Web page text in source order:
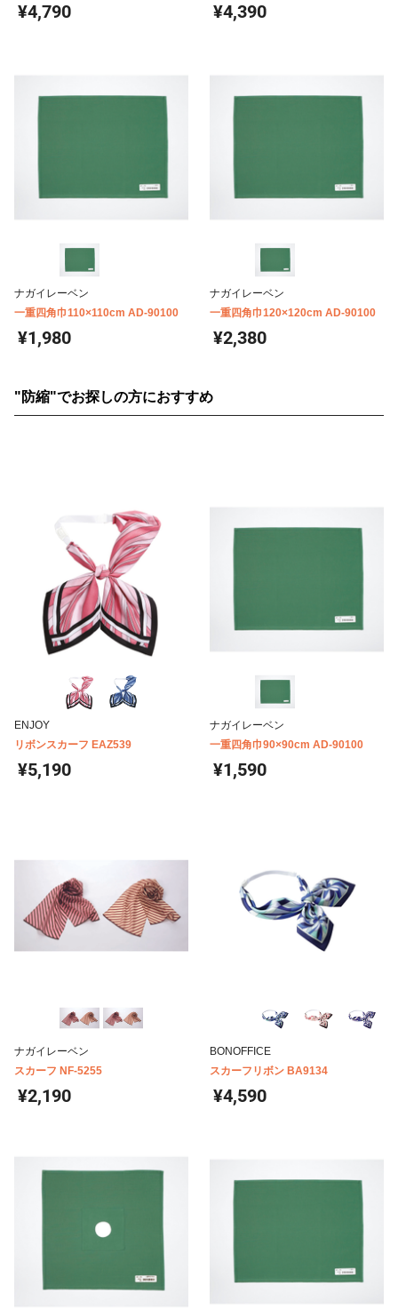
¥4,790 ¥4,390
ナガイレーベン
一重四角巾110×110cm AD-90100
¥1,980
ナガイレーベン
一重四角巾120×120cm AD-90100
¥2,380
"防縮"でお探しの方におすすめ
ENJOY
リボンスカーフ EAZ539
¥5,190
ナガイレーベン
一重四角巾90×90cm AD-90100
¥1,590
ナガイレーベン
スカーフ NF-5255
¥2,190
BONOFFICE
スカーフリボン BA9134
¥4,590